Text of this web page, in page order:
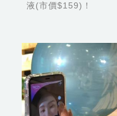
液(市價$159)！